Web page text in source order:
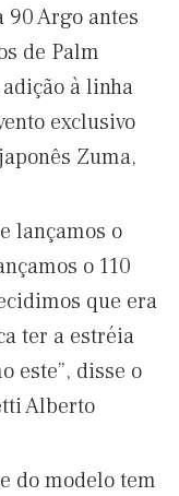
90 Argo antes
de Palm
à linha
exclusivo
Zuma,
lançamos o
o 110
que era
ter a estréia
este”, disse o
Alberto
do modelo tem